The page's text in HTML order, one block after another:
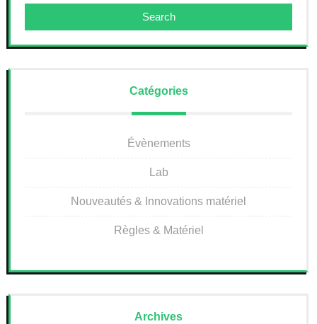
Search
Catégories
Évènements
Lab
Nouveautés & Innovations matériel
Règles & Matériel
Archives